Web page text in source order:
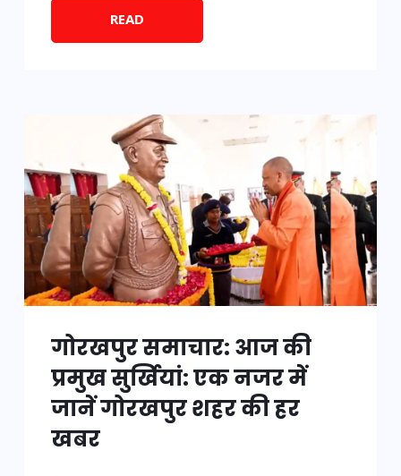
READ
गोरखपुर समाचार: आज की
प्रमुख सुर्खियां: एक नजर में
जानें गोरखपुर शहर की हर
खबर